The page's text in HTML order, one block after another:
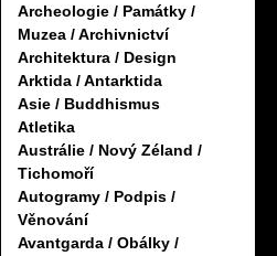
Archeologie / Památky /
Muzea / Archivnictví
Architektura / Design
Arktida / Antarktida
Asie / Buddhismus
Atletika
Austrálie / Nový Zéland /
Tichomoří
Autogramy / Podpis /
Věnování
Avantgarda / Obálky /